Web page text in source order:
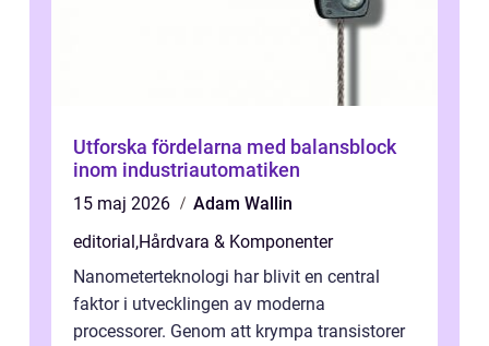
Utforska fördelarna med balansblock
inom industriautomatiken
15 maj 2026
Adam Wallin
editorial,Hårdvara & Komponenter
Nanometerteknologi har blivit en central
faktor i utvecklingen av moderna
processorer. Genom att krympa transistorer